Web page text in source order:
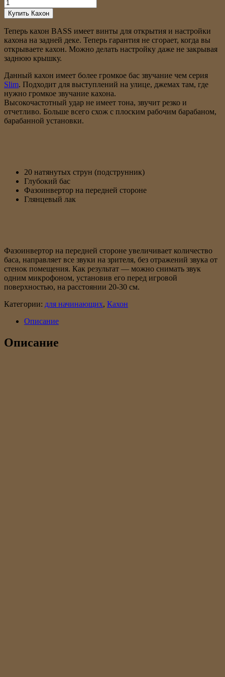
товара
Кахон
BASS
Купить Кахон
Теперь кахон BASS имеет винты для открытия и настройки
кахона на задней деке. Теперь гарантия не сгорает, когда вы
открываете кахон. Можно делать настройку даже не закрывая
заднюю крышку.
Данный кахон имеет более громкое бас звучание чем серия
Slim. Подходит для выступлений на улице, джемах там, где
нужно громкое звучание кахона.
Высокочастотный удар не имеет тона, звучит резко и
отчетливо. Больше всего схож с плоским рабочим барабаном,
барабанной установки.
20 натянутых струн (подструнник)
Глубокий бас
Фазоинвертор на передней стороне
Глянцевый лак
Фазоинвертор на передней стороне увеличивает количество
баса, направляет все звуки на зрителя, без отражений звука от
стенок помещения. Как результат — можно снимать звук
одним микрофоном, установив его перед игровой
поверхностью, на расстоянии 20-30 см.
Категории: для начинающих, Кахон
Описание
Описание